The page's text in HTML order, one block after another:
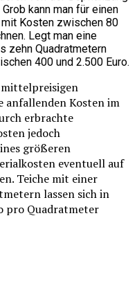
kann man für einen
Kosten zwischen 80
Legt man eine
zehn Quadratmetern
400 und 2.500 Euro.
Kosten im
erbrachte
jedoch
größeren
eventuell auf
Teiche mit einer
lassen sich in
pro Quadratmeter